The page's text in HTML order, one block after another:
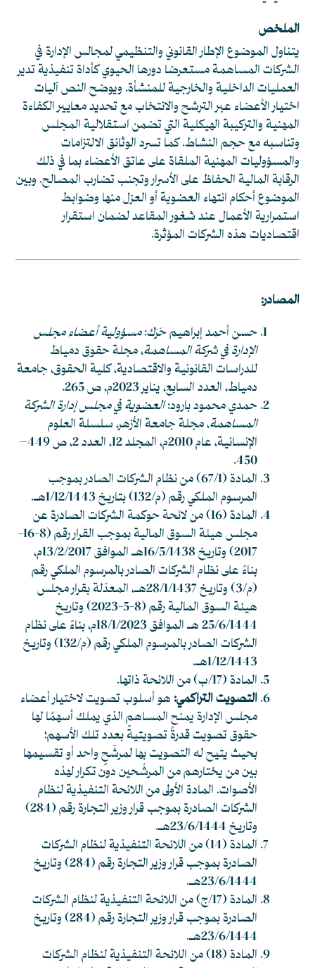
الملخص
يتناول الموضوع الإطار القانوني والتنظيمي لمجالس الإدارة في
الشركات المساهمة مستعرضا دورها الحيوي كأداة تنفيذية تدير
العمليات الداخلية والخارجية للمنشأة. ويوضح النص آليات
اختيار الأعضاء عبر الترشح والانتخاب مع تحديد معايير الكفاءة
المهنية والتركيبة الهيكلية التي تضمن استقلالية المجلس
وتناسبه مع حجم النشاط. كما تسرد الوثائق الالتزامات
والمسؤوليات المهنية الملقاة على عاتق الأعضاء بما في ذلك
الرقابة المالية الحفاظ على الأسرار وتجنب تضارب المصالح. وبين
الموضوع أحكام انتهاء العضوية أو العزل منها وضوابط
استمرارية الأعمال عند شغور المقاعد لضمان استقرار
اقتصاديات هذه الشركات المؤثرة.
المصادر:
حسن أحمد إبراهيم حَرَك:مسؤولية أعضاء مجلس
الإدارة في شركة المساهمة، مجلة حقوق دمياط
للدراسات القانونية والاقتصادية، كلية الحقوق، جامعة
دمياط، العدد السابع، يناير 2023م، ص 265.
حمدي محمود بارود:العضوية في مجلس إدارة الشركة
المساهمة، مجلة جامعة الأزهر، سلسلة العلوم
الإنسانية، عام 2010م، المجلد 12، العدد 2، ص 449–
450.
المادة (67/1) من نظام الشركات الصادر بموجب
المرسوم الملكي رقم (م/132) بتاريخ 1/12/1443هـ.
المادة (16) من لائحة حوكمة الشركات الصادرة عن
مجلس هيئة السوق المالية بموجب القرار رقم (8-16-
2017) وتاريخ 16/5/1438هـ الموافق 13/2/2017م،
بناءً على نظام الشركات الصادر بالمرسوم الملكي رقم
(م/3) وتاريخ 28/1/1437هـ، المعدّلة بقرار مجلس
هيئة السوق المالية رقم (8-5-2023) وتاريخ
25/6/1444 هـ الموافق 18/1/2023م، بناءً على نظام
الشركات الصادر بالمرسوم الملكي رقم (م/132) وتاريخ
1/12/1443هـ.
المادة (17/ب) من اللائحة ذاتها.
التصويت التراكمي:هو أسلوب تصويت لاختيار أعضاء
مجلس الإدارة يمنح المساهم الذي يملك أسهمًا لها
حقوق تصويت قدرةً تصويتيةً بعدد تلك الأسهم؛
بحيث يتيح له التصويت بها لمرشّحٍ واحد أو تقسيمها
بين من يختارهم من المرشّحين دون تكرار لهذه
الأصوات. المادة الأولى من اللائحة التنفيذية لنظام
الشركات الصادرة بموجب قرار وزير التجارة رقم (284)
وتاريخ 23/6/1444هـ.
المادة (14) من اللائحة التنفيذية لنظام الشركات
الصادرة بموجب قرار وزير التجارة رقم (284) وتاريخ
23/6/1444هـ.
المادة (17/ج) من اللائحة التنفيذية لنظام الشركات
الصادرة بموجب قرار وزير التجارة رقم (284) وتاريخ
23/6/1444هـ.
المادة (18) من اللائحة التنفيذية لنظام الشركات